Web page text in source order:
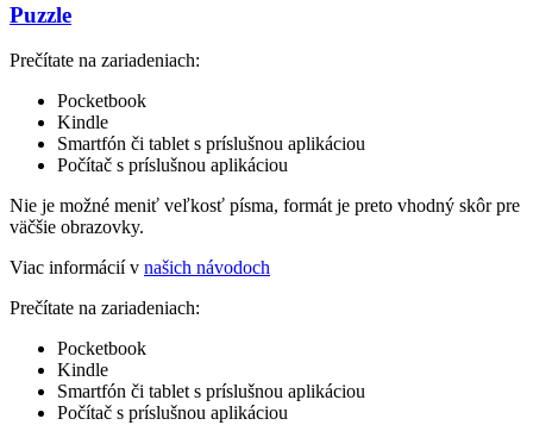
Puzzle
Prečítate na zariadeniach:
Pocketbook
Kindle
Smartfón či tablet s príslušnou aplikáciou
Počítač s príslušnou aplikáciou
Nie je možné meniť veľkosť písma, formát je preto vhodný skôr pre
väčšie obrazovky.
Viac informácií v našich návodoch
Prečítate na zariadeniach:
Pocketbook
Kindle
Smartfón či tablet s príslušnou aplikáciou
Počítač s príslušnou aplikáciou